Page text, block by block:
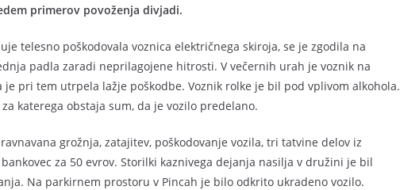
primerov povoženja divjadi.
telesno poškodovala voznica električnega skiroja, se je zgodila na
padla zaradi neprilagojene hitrosti. V večernih urah je voznik na
pri tem utrpela lažje poškodbe. Voznik rolke je bil pod vplivom alkohola.
katerega obstaja sum, da je vozilo predelano.
grožnja, zatajitev, poškodovanje vozila, tri tatvine delov iz
za 50 evrov. Storilki kaznivega dejanja nasilja v družini je bil
Na parkirnem prostoru v Pincah je bilo odkrito ukradeno vozilo.